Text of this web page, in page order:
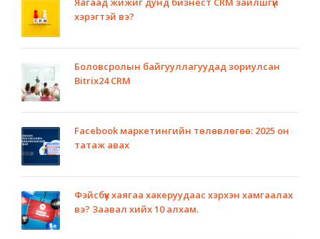
хэрэгтэй вэ?
Боловсролын байгууллагуудад зориулсан
Bitrix24 CRM
Facebook маркетингийн төлөвлөгөө: 2025 он
татаж авах
Фэйсбүүк хаягаа хакеруудаас хэрхэн хамгаалах
вэ? Заавал хийх 10 алхам.